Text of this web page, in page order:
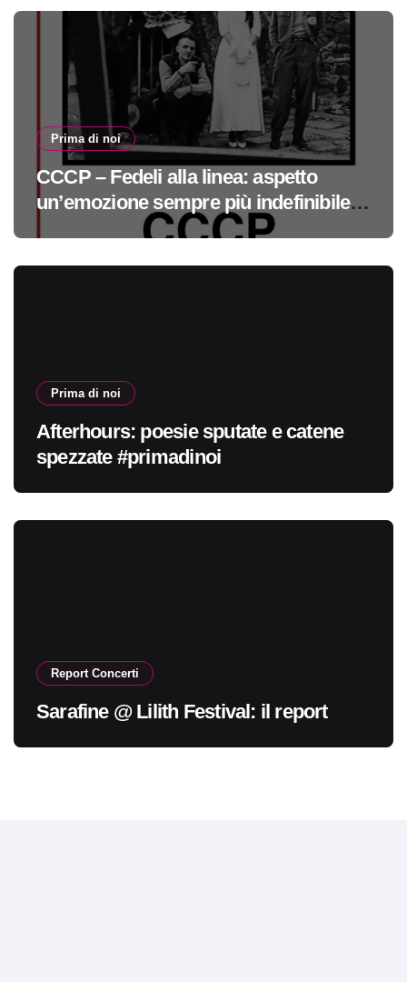
Prima di noi
CCCP – Fedeli alla linea: aspetto
un’emozione sempre più indefinibile
Prima di noi
Afterhours: poesie sputate e catene
spezzate #primadinoi
Report Concerti
Sarafine @ Lilith Festival: il report